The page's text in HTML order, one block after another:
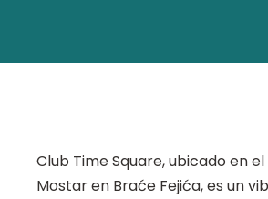
Club Time Square, ubicado en
Mostar en Braće Fejića, es un